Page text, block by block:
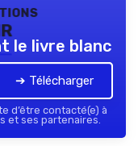
le livre blanc
➔ Télécharger
d’être contacté(e) à
et ses partenaires.